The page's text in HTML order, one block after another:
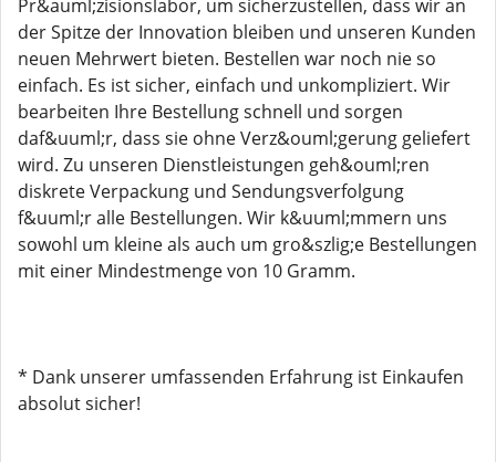
Pr&auml;zisionslabor, um sicherzustellen, dass wir an
der Spitze der Innovation bleiben und unseren Kunden
neuen Mehrwert bieten. Bestellen war noch nie so
einfach. Es ist sicher, einfach und unkompliziert. Wir
bearbeiten Ihre Bestellung schnell und sorgen
daf&uuml;r, dass sie ohne Verz&ouml;gerung geliefert
wird. Zu unseren Dienstleistungen geh&ouml;ren
diskrete Verpackung und Sendungsverfolgung
f&uuml;r alle Bestellungen. Wir k&uuml;mmern uns
sowohl um kleine als auch um gro&szlig;e Bestellungen
mit einer Mindestmenge von 10 Gramm.
* Dank unserer umfassenden Erfahrung ist Einkaufen
absolut sicher!